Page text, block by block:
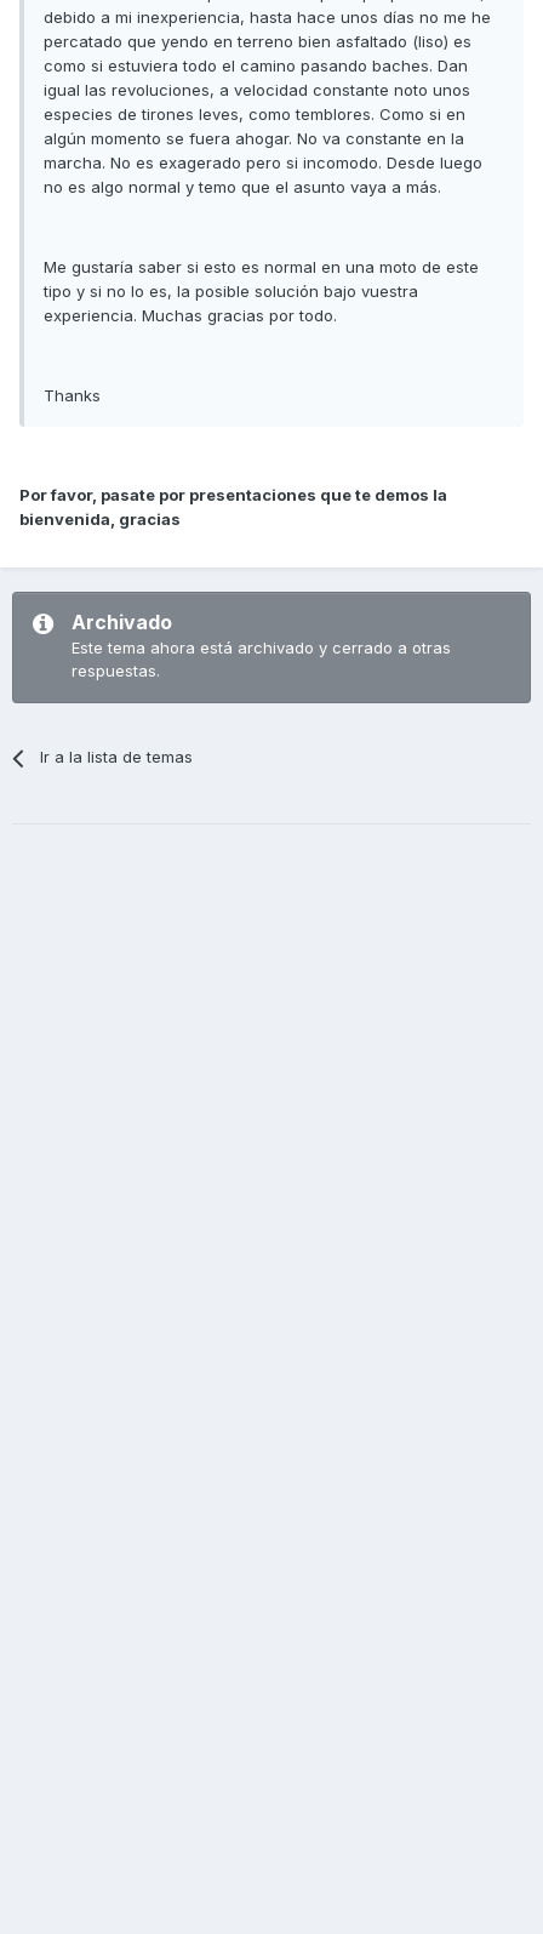
debido a mi inexperiencia, hasta hace unos días no me he
percatado que yendo en terreno bien asfaltado (liso) es
como si estuviera todo el camino pasando baches. Dan
igual las revoluciones, a velocidad constante noto unos
especies de tirones leves, como temblores. Como si en
algún momento se fuera ahogar. No va constante en la
marcha. No es exagerado pero si incomodo. Desde luego
no es algo normal y temo que el asunto vaya a más.
Me gustaría saber si esto es normal en una moto de este
tipo y si no lo es, la posible solución bajo vuestra
experiencia. Muchas gracias por todo.
Thanks
Por favor, pasate por presentaciones que te demos la
bienvenida, gracias
Archivado
Este tema ahora está archivado y cerrado a otras
respuestas.
Ir a la lista de temas